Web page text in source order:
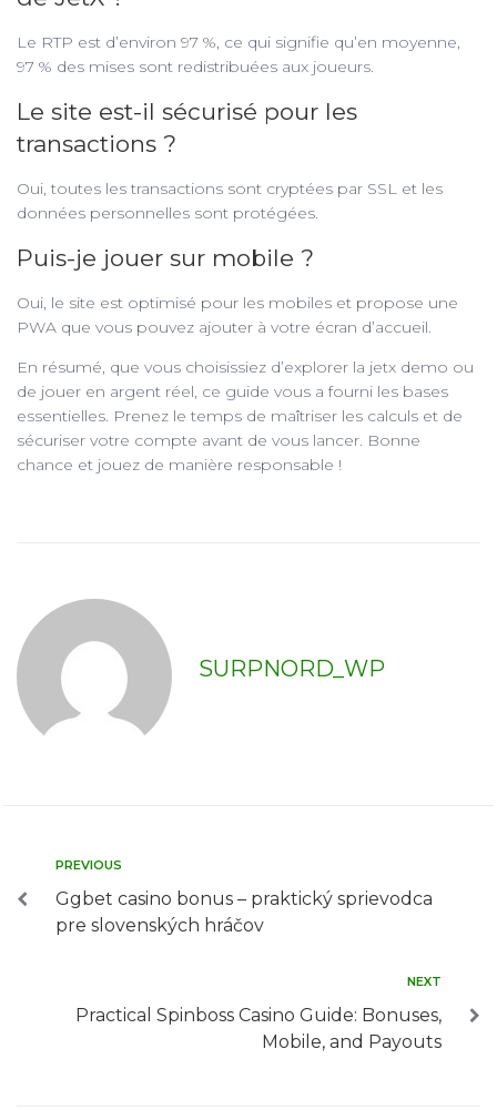
Le RTP est d’environ 97 %, ce qui signifie qu’en moyenne,
97 % des mises sont redistribuées aux joueurs.
Le site est-il sécurisé pour les
transactions ?
Oui, toutes les transactions sont cryptées par SSL et les
données personnelles sont protégées.
Puis-je jouer sur mobile ?
Oui, le site est optimisé pour les mobiles et propose une
PWA que vous pouvez ajouter à votre écran d’accueil.
En résumé, que vous choisissiez d’explorer la jetx demo ou
de jouer en argent réel, ce guide vous a fourni les bases
essentielles. Prenez le temps de maîtriser les calculs et de
sécuriser votre compte avant de vous lancer. Bonne
chance et jouez de manière responsable !
SURPNORD_WP
PREVIOUS
Ggbet casino bonus – praktický sprievodca
pre slovenských hráčov
NEXT
Practical Spinboss Casino Guide: Bonuses,
Mobile, and Payouts